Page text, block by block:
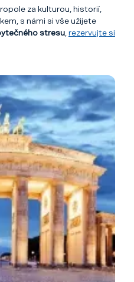
za kulturou, historií,
s námi si vše užijete
stresu, rezervujte si